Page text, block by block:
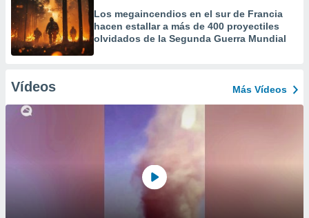
Los megaincendios en el sur de Francia
hacen estallar a más de 400 proyectiles
olvidados de la Segunda Guerra Mundial
Vídeos Más Vídeos